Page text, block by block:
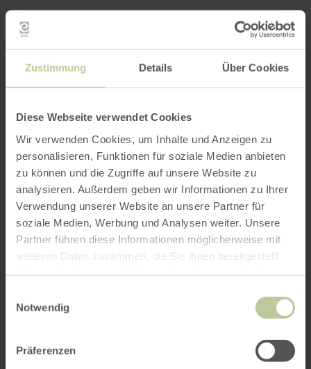
Zustimmung Details Über Cookies
Diese Webseite verwendet Cookies
Wir verwenden Cookies, um Inhalte und Anzeigen zu
personalisieren, Funktionen für soziale Medien anbieten
zu können und die Zugriffe auf unsere Website zu
analysieren. Außerdem geben wir Informationen zu Ihrer
Verwendung unserer Website an unsere Partner für
soziale Medien, Werbung und Analysen weiter. Unsere
Partner führen diese Informationen möglicherweise mit
weiteren Daten zusammen, die Sie ihnen bereitgestellt
Notwendig
Präferenzen